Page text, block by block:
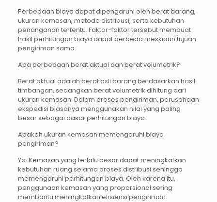
Perbedaan biaya dapat dipengaruhi oleh berat barang,
ukuran kemasan, metode distribusi, serta kebutuhan
penanganan tertentu. Faktor-faktor tersebut membuat
hasil perhitungan biaya dapat berbeda meskipun tujuan
pengiriman sama.
Apa perbedaan berat aktual dan berat volumetrik?
Berat aktual adalah berat asli barang berdasarkan hasil
timbangan, sedangkan berat volumetrik dihitung dari
ukuran kemasan. Dalam proses pengiriman, perusahaan
ekspedisi biasanya menggunakan nilai yang paling
besar sebagai dasar perhitungan biaya.
Apakah ukuran kemasan memengaruhi biaya
pengiriman?
Ya. Kemasan yang terlalu besar dapat meningkatkan
kebutuhan ruang selama proses distribusi sehingga
memengaruhi perhitungan biaya. Oleh karena itu,
penggunaan kemasan yang proporsional sering
membantu meningkatkan efisiensi pengiriman.